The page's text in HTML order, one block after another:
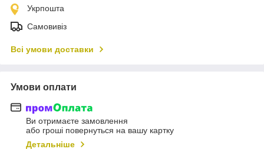
Укрпошта
Самовивіз
Всі умови доставки
Умови оплати
Ви отримаєте замовлення
або гроші повернуться на вашу картку
Детальніше